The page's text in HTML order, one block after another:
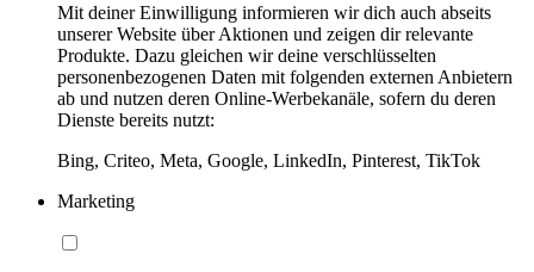
Mit deiner Einwilligung informieren wir dich auch abseits
unserer Website über Aktionen und zeigen dir relevante
Produkte. Dazu gleichen wir deine verschlüsselten
personenbezogenen Daten mit folgenden externen Anbietern
ab und nutzen deren Online-Werbekanäle, sofern du deren
Dienste bereits nutzt:
Bing, Criteo, Meta, Google, LinkedIn, Pinterest, TikTok
Marketing